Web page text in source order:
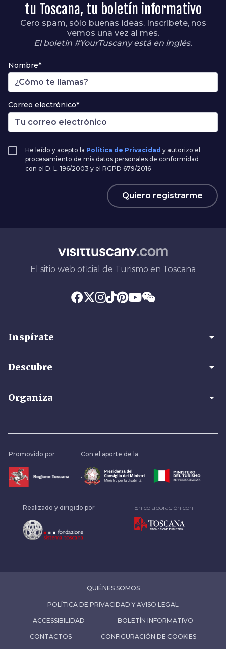
tu Toscana, tu boletín informativo
Cero spam, sólo buenas ideas. Inscríbete, nos
vemos una vez al mes.
El boletín #YourTuscany está en inglés.
Nombre*
Correo electrónico*
He leído y acepto la Política de Privacidad y autorizo el
procesamiento de mis datos personales de conformidad
con el D. L. 196/2003 y el RGPD 679/2016
Quiero registrarme
El sitio web oficial de Turismo en Toscana
Inspírate arrow_drop_down
Descubre arrow_drop_down
Organiza arrow_drop_down
Promovido por Con el aporte de la
.
Realizado y dirigido por En colaboración con
QUIÉNES SOMOS
POLÍTICA DE PRIVACIDAD Y AVISO LEGAL
ACCESSIBILIDAD BOLETÍN INFORMATIVO
CONTACTOS CONFIGURACIÓN DE COOKIES